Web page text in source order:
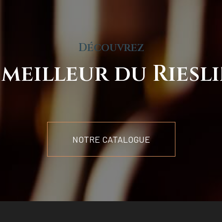
Découvrez
meilleur du
NOTRE CATALOGUE